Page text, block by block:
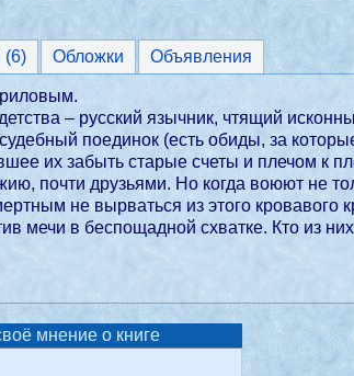
Классификаторы (6) Обложки Объявления
– русский язычник, чтящий
поединок (есть обиды, за
их забыть старые счеты и плечом к
почти друзьями. Но когда воюют не
не вырваться из этого кровавого
мечи в беспощадной схватке. Кто из
мнение о книге